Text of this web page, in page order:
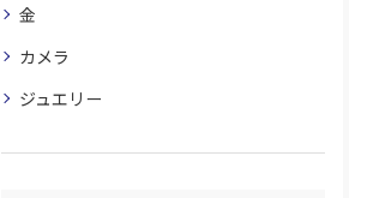
金
カメラ
ジュエリー